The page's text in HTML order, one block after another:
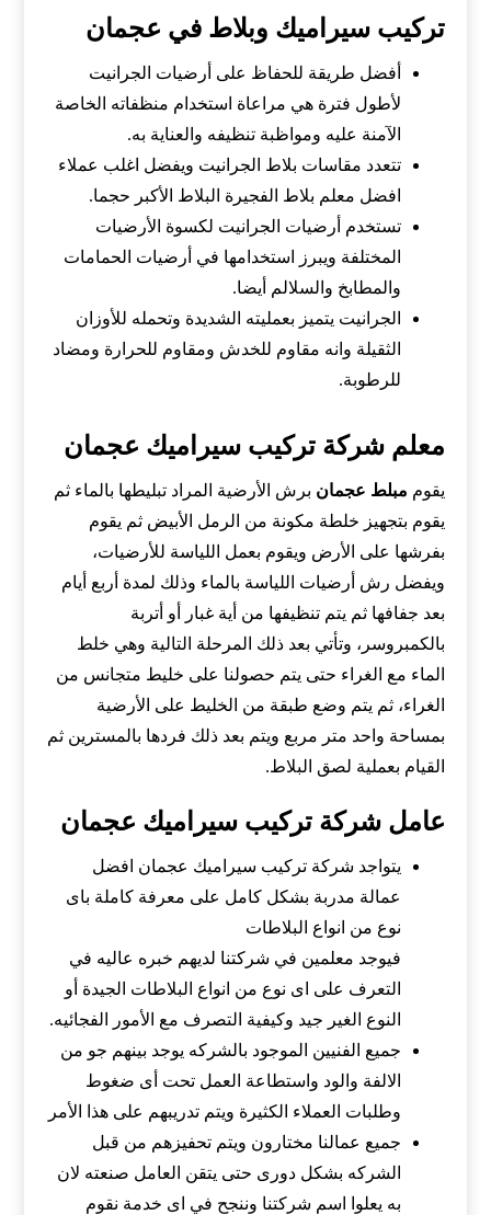
تركيب سيراميك وبلاط في عجمان
أفضل طريقة للحفاظ على أرضيات الجرانيت
لأطول فترة هي مراعاة استخدام منظفاته الخاصة
الآمنة عليه ومواظبة تنظيفه والعناية به.
تتعدد مقاسات بلاط الجرانيت ويفضل اغلب عملاء
افضل معلم بلاط الفجيرة البلاط الأكبر حجما.
تستخدم أرضيات الجرانيت لكسوة الأرضيات
المختلفة ويبرز استخدامها في أرضيات الحمامات
والمطابخ والسلالم أيضا.
الجرانيت يتميز بعمليته الشديدة وتحمله للأوزان
الثقيلة وانه مقاوم للخدش ومقاوم للحرارة ومضاد
للرطوبة.
معلم شركة تركيب سيراميك عجمان
يقوم مبلط عجمان برش الأرضية المراد تبليطها بالماء ثم
يقوم بتجهيز خلطة مكونة من الرمل الأبيض ثم يقوم
بفرشها على الأرض ويقوم بعمل اللياسة للأرضيات،
ويفضل رش أرضيات اللياسة بالماء وذلك لمدة أربع أيام
بعد جفافها ثم يتم تنظيفها من أية غبار أو أتربة
بالكمبروسر، وتأتي بعد ذلك المرحلة التالية وهي خلط
الماء مع الغراء حتى يتم حصولنا على خليط متجانس من
الغراء، ثم يتم وضع طبقة من الخليط على الأرضية
بمساحة واحد متر مربع ويتم بعد ذلك فردها بالمسترين ثم
القيام بعملية لصق البلاط.
عامل شركة تركيب سيراميك عجمان
يتواجد شركة تركيب سيراميك عجمان افضل
عمالة مدربة بشكل كامل على معرفة كاملة باى
نوع من انواع البلاطات
فيوجد معلمين في شركتنا لديهم خبره عاليه في
التعرف على اى نوع من انواع البلاطات الجيدة أو
النوع الغير جيد وكيفية التصرف مع الأمور الفجائيه.
جميع الفنيين الموجود بالشركه يوجد بينهم جو من
الالفة والود واستطاعة العمل تحت أى ضغوط
وطلبات العملاء الكثيرة ويتم تدريبهم على هذا الأمر
جميع عمالنا مختارون ويتم تحفيزهم من قبل
الشركه بشكل دورى حتى يتقن العامل صنعته لان
به يعلوا اسم شركتنا وننجح في اى خدمة نقوم